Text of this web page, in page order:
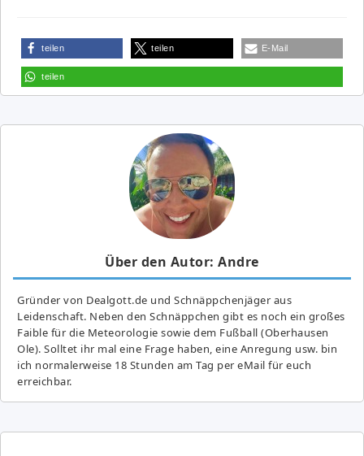
teilen teilen E-Mail
teilen
Über den Autor: Andre
Gründer von Dealgott.de und Schnäppchenjäger aus
Leidenschaft. Neben den Schnäppchen gibt es noch ein großes
Fai­ble für die Meteorologie sowie dem Fußball (Oberhausen
Ole). Solltet ihr mal eine Frage haben, eine Anregung usw. bin
ich normalerweise 18 Stunden am Tag per eMail für euch
erreichbar.